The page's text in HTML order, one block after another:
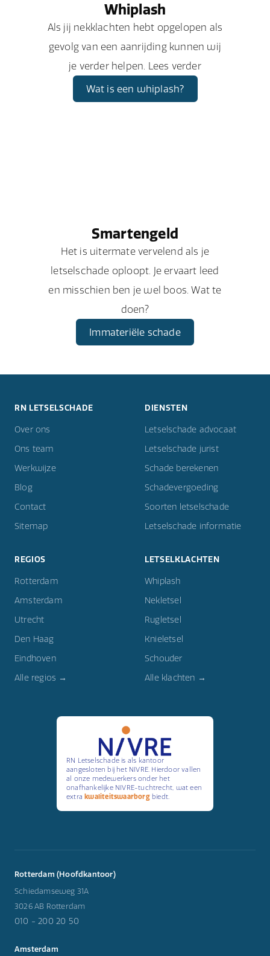
Whiplash
Als jij nekklachten hebt opgelopen als
gevolg van een aanrijding kunnen wij
je verder helpen. Lees verder
Wat is een whiplash?
Smartengeld
Het is uitermate vervelend als je
letselschade oploopt. Je ervaart leed
en misschien ben je wel boos. Wat te
doen?
Immateriële schade
RN LETSELSCHADE
Over ons
Ons team
Werkwijze
Blog
Contact
Sitemap
DIENSTEN
Letselschade advocaat
Letselschade jurist
Schade berekenen
Schadevergoeding
Soorten letselschade
Letselschade informatie
REGIOS
Rotterdam
Amsterdam
Utrecht
Den Haag
Eindhoven
Alle regios →
LETSELKLACHTEN
Whiplash
Nekletsel
Rugletsel
Knieletsel
Schouder
Alle klachten →
RN Letselschade is als kantoor
aangesloten bij het NIVRE. Hierdoor vallen
al onze medewerkers onder het
onafhankelijke NIVRE-tuchtrecht, wat een
extrakwaliteitswaarborgbiedt.
Rotterdam (Hoofdkantoor)
Schiedamseweg 31A
3026 AB Rotterdam
010 - 200 20 50
Amsterdam